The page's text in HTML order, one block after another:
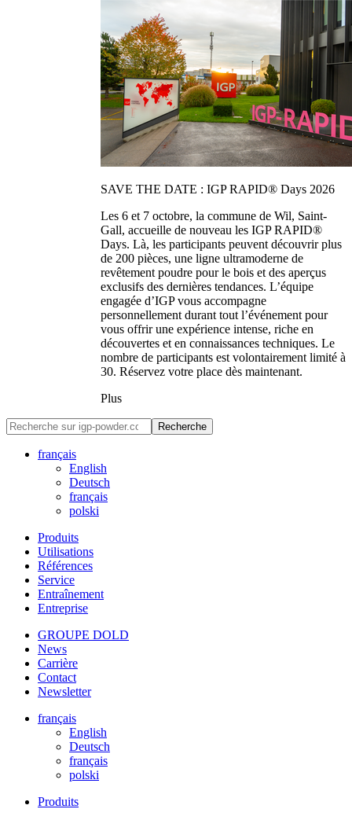
SAVE THE DATE : IGP RAPID® Days 2026
Les 6 et 7 octobre, la commune de Wil, Saint-
Gall, accueille de nouveau les IGP RAPID®
Days. Là, les participants peuvent découvrir plus
de 200 pièces, une ligne ultramoderne de
revêtement poudre pour le bois et des aperçus
exclusifs des dernières tendances. L’équipe
engagée d’IGP vous accompagne
personnellement durant tout l’événement pour
vous offrir une expérience intense, riche en
découvertes et en connaissances techniques. Le
nombre de participants est volontairement limité à
30. Réservez votre place dès maintenant.
Plus
Recherche
français
English
Deutsch
français
polski
Produits
Utilisations
Références
Service
Entraînement
Entreprise
GROUPE DOLD
News
Carrière
Contact
Newsletter
français
English
Deutsch
français
polski
Produits